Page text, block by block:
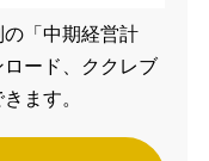
「中期経営計
ード、ククレブ
ます。